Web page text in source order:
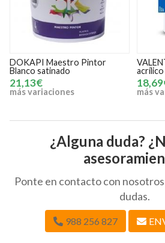
VALENTINE Valacryl Esmalte
acrílico al agua Blanco
18,69€
más variaciones
más
¿Alguna duda?
Ponte en contacto con
dudas.
988 256 827